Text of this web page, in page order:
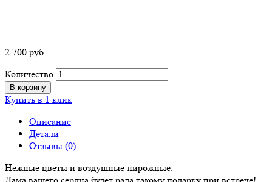
2 700 руб.
Количество
В корзину
Купить в 1 клик
Описание
Детали
Отзывы (0)
Нежные цветы и воздушные пирожные.